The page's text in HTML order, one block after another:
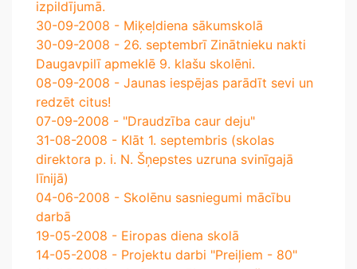
izpildījumā.
30-09-2008 - Miķeļdiena sākumskolā
30-09-2008 - 26. septembrī Zinātnieku nakti
Daugavpilī apmeklē 9. klašu skolēni.
08-09-2008 - Jaunas iespējas parādīt sevi un
redzēt citus!
07-09-2008 - "Draudzība caur deju"
31-08-2008 - Klāt 1. septembris (skolas
direktora p. i. N. Šņepstes uzruna svinīgajā
līnijā)
04-06-2008 - Skolēnu sasniegumi mācību
darbā
19-05-2008 - Eiropas diena skolā
14-05-2008 - Projektu darbi "Preiļiem - 80"